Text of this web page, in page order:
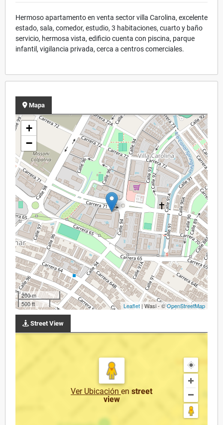
Hermoso apartamento en venta sector villa Carolina, excelente
estado, sala, comedor, estudio, 3 habitaciones, cuarto y baño
servicio, hermosa vista, edificio cuenta con piscina, parque
infantil, vigilancia privada, cerca a centros comerciales.
Mapa
+
−
200 m
500 ft
Leaflet | Wasi - ©OpenStreetMap
Street View
Ver Ubicación en street
view